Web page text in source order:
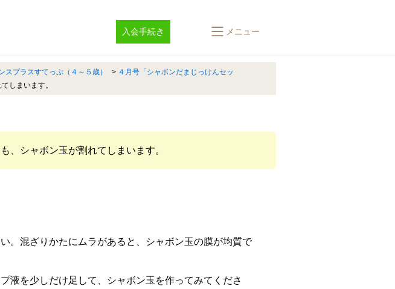
入会手続き メニュー
スプラスすてっぷ（４～５歳） > ４月号「シャボンだまじっけんセッ
しまいます。
、シャボン玉が割れてしまいます。
。混ざりかたにムラがあると、シャボン玉の膜が均質で
液を少しだけ足して、シャボン玉を作ってみてくださ